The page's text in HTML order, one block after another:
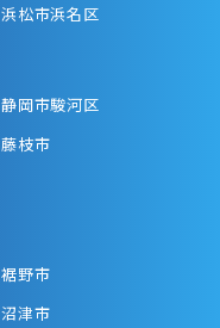
浜松市浜名区
静岡市駿河区
藤枝市
裾野市
沼津市